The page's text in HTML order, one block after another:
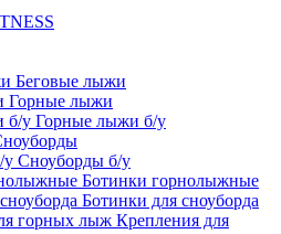
Беговые лыжи
Горные лыжи
Горные лыжи б/у
Сноуборды б/у
Ботинки горнолыжные
Ботинки для сноуборда
Крепления для